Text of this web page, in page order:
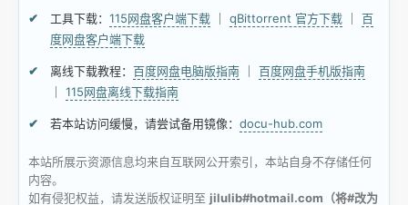
工具下载： 115网盘客户端下载 qBittorrent 官方下载
百
度网盘客户端下载
离线下载教程： 百度网盘电脑版指南
百度网盘手机版指南
115网盘离线下载指南
若本站访问缓慢，请尝试备用镜像： docu-hub.com
本站所展示资源信息均来自互联网公开索引，本站自身不存储任何
内容。
如有侵犯权益，请发送版权证明至 jilulib#hotmail.com（将#改为